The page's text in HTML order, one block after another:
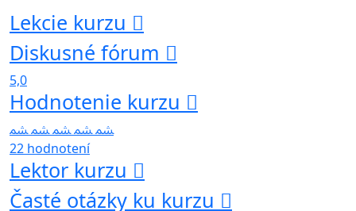
Lekcie kurzu
Diskusné fórum
5,0
Hodnotenie kurzu
22 hodnotení
Lektor kurzu
Časté otázky ku kurzu